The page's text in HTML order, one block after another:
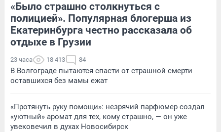
«Было страшно столкнуться с
полицией». Популярная блогерша из
Екатеринбурга честно рассказала об
отдыхе в Грузии
23 часа 18 413 84
В Волгограде пытаются спасти от страшной смерти
оставшихся без мамы ежат
«Протянуть руку помощи»: незрячий парфюмер создал
«уютный» аромат для тех, кому страшно, — он уже
увековечил в духах Новосибирск